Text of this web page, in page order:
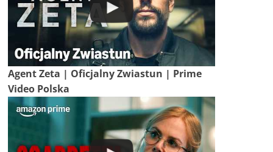
Agent Zeta | Oficjalny Zwiastun | Prime
Video Polska